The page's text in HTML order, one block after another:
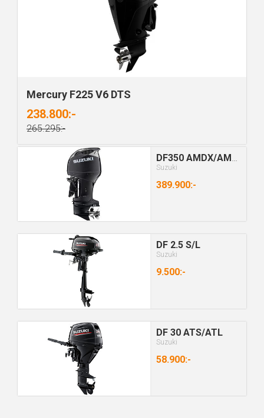
Mercury F225 V6 DTS
238.800:-
265.295:-
DF350 AMDX/AMDXX
Suzuki
389.900:-
DF 2.5 S/L
Suzuki
9.500:-
DF 30 ATS/ATL
Suzuki
58.900:-